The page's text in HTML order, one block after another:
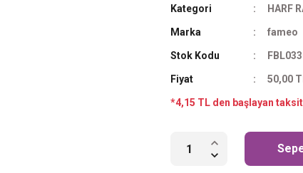
Kategori HARF
Marka fameo
Stok Kodu
Fiyat 50,00
*4,15 TL den başlayan